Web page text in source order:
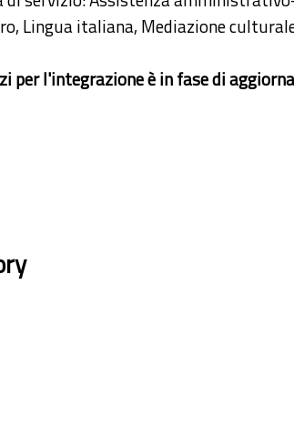
Lingua italiana, Mediazione
per l'integrazione è in fase di